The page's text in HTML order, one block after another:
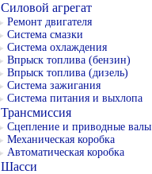
Силовой агрегат
Ремонт двигателя
Система смазки
Система охлаждения
Впрыск топлива (бензин)
Впрыск топлива (дизель)
Система зажигания
Система питания и выхлопа
Трансмиссия
Сцепление и приводные валы
Механическая коробка
Автоматическая коробка
Шасси